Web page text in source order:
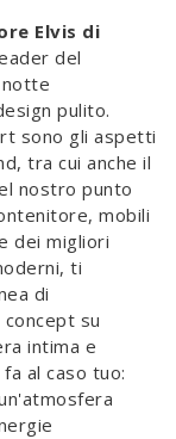
Elvis di
del
pulito.
sono gli aspetti
tra cui anche il
nostro punto
mobili
dei migliori
ti
di
su
intima e
al caso tuo: